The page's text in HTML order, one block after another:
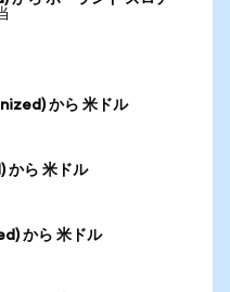
から 米ドル
から 米ドル
から 米ドル